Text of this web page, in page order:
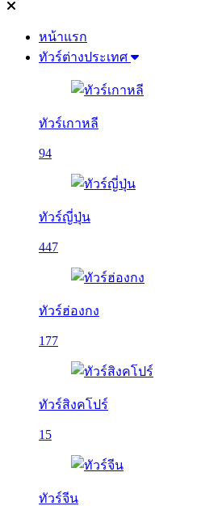
หน้าแรก
ทัวร์ต่างประเทศ
ทัวร์เกาหลี
94
ทัวร์ญี่ปุ่น
447
ทัวร์ฮ่องกง
177
ทัวร์สิงคโปร์
15
ทัวร์จีน